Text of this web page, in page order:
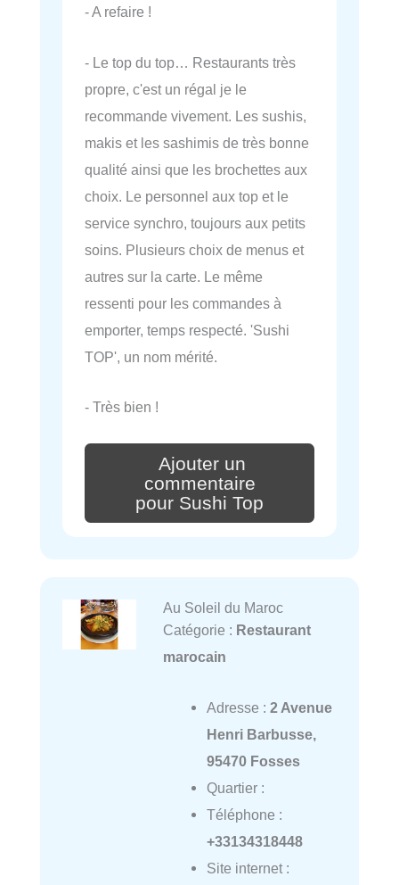
- A refaire !
- Le top du top… Restaurants très
propre, c'est un régal je le
recommande vivement. Les sushis,
makis et les sashimis de très bonne
qualité ainsi que les brochettes aux
choix. Le personnel aux top et le
service synchro, toujours aux petits
soins. Plusieurs choix de menus et
autres sur la carte. Le même
ressenti pour les commandes à
emporter, temps respecté. 'Sushi
TOP', un nom mérité.
- Très bien !
Ajouter un
commentaire
pour Sushi Top
Au Soleil du Maroc
Catégorie : Restaurant
marocain
Adresse : 2 Avenue
Henri Barbusse,
95470 Fosses
Quartier :
Téléphone :
+33134318448
Site internet :